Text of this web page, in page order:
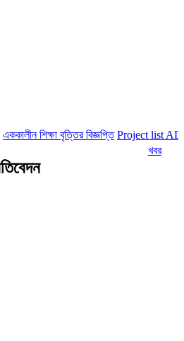
এককালীন শিক্ষা বৃত্তির বিজ্ঞপ্তি Project list
খবর